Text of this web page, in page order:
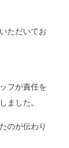
ただいてお
フが責任を
ました。
のが伝わり